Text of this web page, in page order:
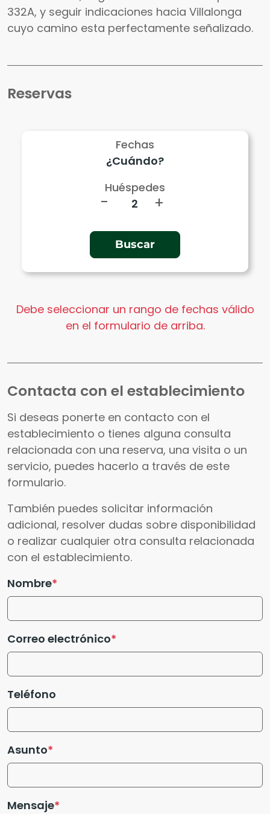
332A, y seguir indicaciones hacia Villalonga
cuyo camino esta perfectamente señalizado.
Reservas
Fechas
Huéspedes
- +
Debe seleccionar un rango de fechas válido
en el formulario de arriba.
Contacta con el establecimiento
Si deseas ponerte en contacto con el
establecimiento o tienes alguna consulta
relacionada con una reserva, una visita o un
servicio, puedes hacerlo a través de este
formulario.
También puedes solicitar información
adicional, resolver dudas sobre disponibilidad
o realizar cualquier otra consulta relacionada
con el establecimiento.
Nombre
Correo electrónico
Teléfono
Asunto
Mensaje